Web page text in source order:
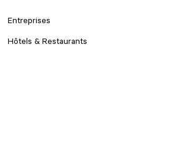
Entreprises
Hôtels & Restaurants